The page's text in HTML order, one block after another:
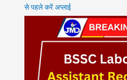
से पहले करें अप्लाई